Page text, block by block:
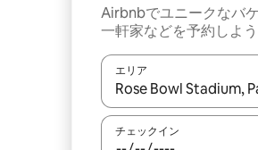
Airbnbでユニークなバ⁠
一⁠軒⁠家な⁠ど⁠を予⁠約⁠し⁠よ⁠う
エリア
検索結果が表示されたら
チェックイン